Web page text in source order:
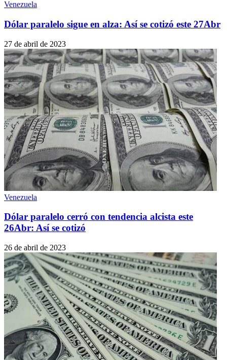
Venezuela
Dólar paralelo sigue en alza: Así se cotizó este 27Abr
27 de abril de 2023
Venezuela
Dólar paralelo cerró con tendencia alcista este
26Abr: Así se cotizó
26 de abril de 2023